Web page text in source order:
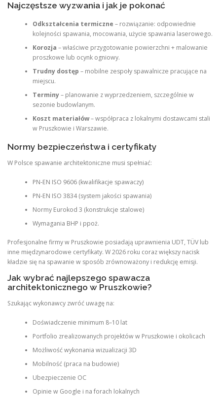
Najczęstsze wyzwania i jak je pokonać
Odkształcenia termiczne – rozwiązanie: odpowiednie
kolejności spawania, mocowania, użycie spawania laserowego.
Korozja – właściwe przygotowanie powierzchni + malowanie
proszkowe lub ocynk ogniowy.
Trudny dostęp – mobilne zespoły spawalnicze pracujące na
miejscu.
Terminy– planowanie z wyprzedzeniem, szczególnie w
sezonie budowlanym.
Koszt materiałów– współpraca z lokalnymi dostawcami stali
w Pruszkowie i Warszawie.
Normy bezpieczeństwa i certyfikaty
W Polsce spawanie architektoniczne musi spełniać:
PN-EN ISO 9606 (kwalifikacje spawaczy)
PN-EN ISO 3834 (system jakości spawania)
Normy Eurokod 3 (konstrukcje stalowe)
Wymagania BHP i ppoż.
Profesjonalne firmy w Pruszkowie posiadają uprawnienia UDT, TÜV lub
inne międzynarodowe certyfikaty. W 2026 roku coraz większy nacisk
kładzie się na spawanie w sposób zrównoważony i redukcję emisji.
Jak wybrać najlepszego spawacza
architektonicznego w Pruszkowie?
Szukając wykonawcy zwróć uwagę na:
Doświadczenie minimum 8–10 lat
Portfolio zrealizowanych projektów w Pruszkowie i okolicach
Możliwość wykonania wizualizacji 3D
Mobilność (praca na budowie)
Ubezpieczenie OC
Opinie w Google i na forach lokalnych